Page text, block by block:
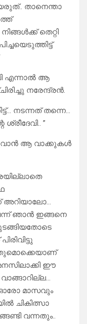
താനെന്താ
തെറ്റി
എന്നാൽ ആ
നരേന്ദ്രൻ.
നടന്നത് തന്നെ…
”
ആ വാക്കുകൾ
അറിയാലോ…
ഞാൻ ഇങ്ങനെ
ഈ
ഓരോ മാസവും
ചികിത്സാ
വന്നതും..